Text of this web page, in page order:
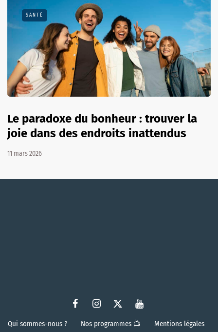
SANTÉ
Le paradoxe du bonheur : trouver la
joie dans des endroits inattendus
11 mars 2026
Qui sommes-nous ? Nos programmes 📺
Mentions légales